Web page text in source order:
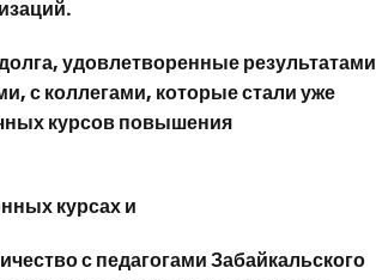
удовлетворенные результатами
с коллегами, которые стали уже
курсов повышения
курсах и
с педагогами Забайкальского